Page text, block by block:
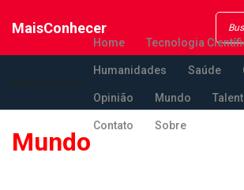
MaisConhecer
Home Tecnologia
Humanidades Saúde
Opinião Mundo
Contato Sobre
Mundo